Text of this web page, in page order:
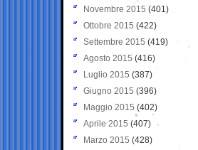
Novembre 2015 (401)
Ottobre 2015 (422)
Settembre 2015 (419)
Agosto 2015 (416)
Luglio 2015 (387)
Giugno 2015 (396)
Maggio 2015 (402)
Aprile 2015 (407)
Marzo 2015 (428)